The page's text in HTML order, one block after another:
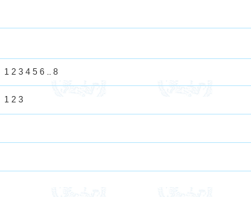
1 2 3 4 5 6 .. 8
1 2 3